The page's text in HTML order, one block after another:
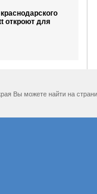
откроют для
Вы можете найти на